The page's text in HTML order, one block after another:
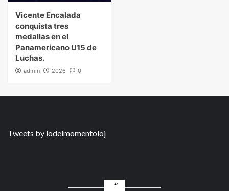
Vicente Encalada
conquista tres
medallas en el
Panamericano U15 de
Luchas.
admin 2026 0
Tweets by lodelmomentoloj